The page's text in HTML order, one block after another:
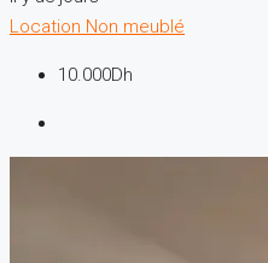
Location Non meublé
10.000Dh